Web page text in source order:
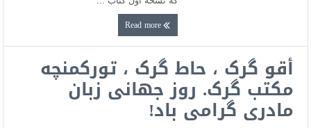
Read more
أقو گرک ، حاط گرک ، تورکمنچه
مکتب گرک. روز جهانی زبان
مادری گرامی باد!